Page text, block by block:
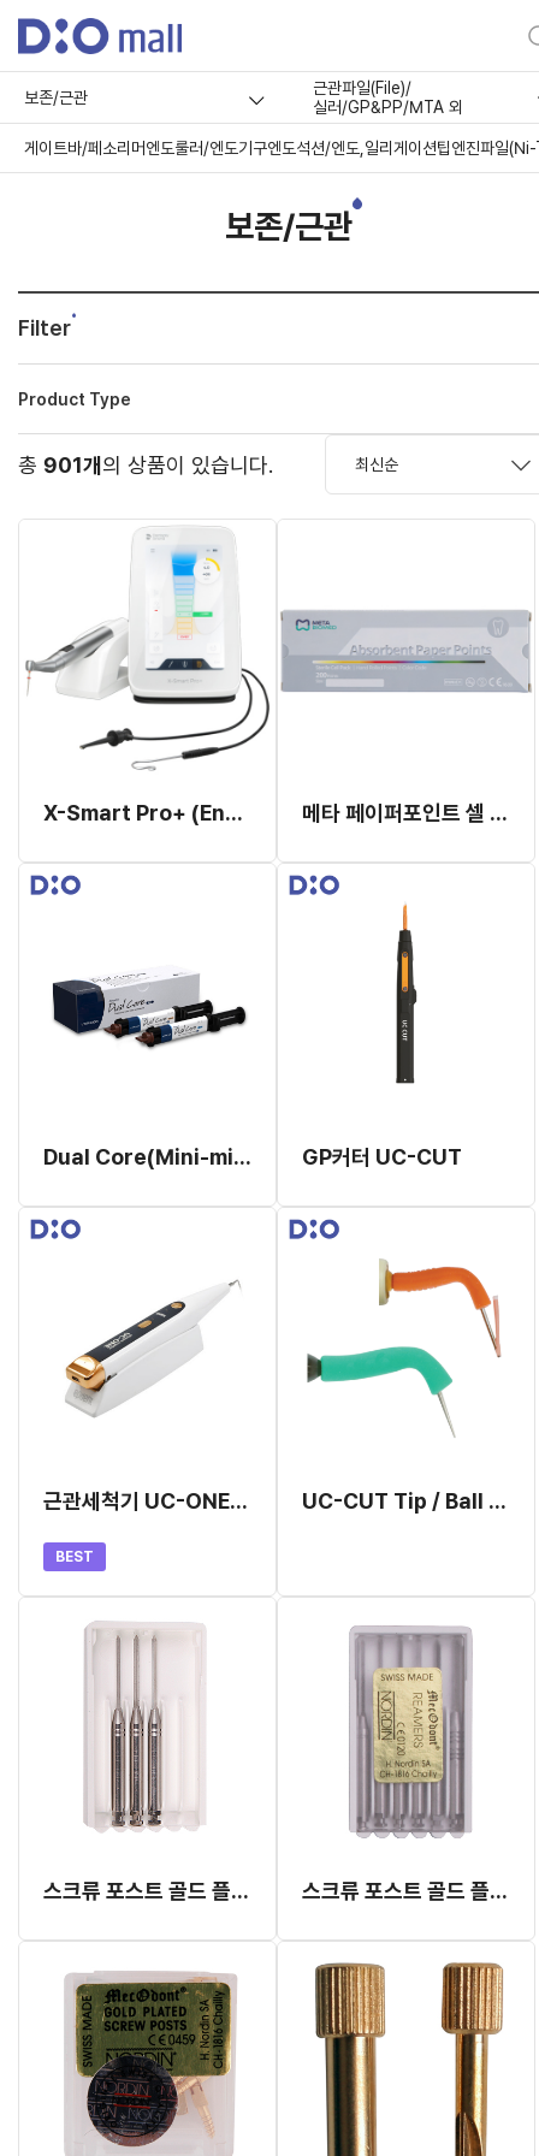
보존/근관
근관파일(File)/
실러/GP&PP/MTA 외
게이트바/페소리머엔도룰러/엔도기구엔도석션/엔도,일리게이션팁엔진파일
보존/근관
Filter
Product Type
총 901개의 상품이 있습니다.
X-Smart Pro+ (Endo Motor + Apex Locator) (#6779016) 메타 페이퍼포인트 셀 팩 02 테이퍼 (사이즈 표시, 멸균 포장)
Dual Core(Mini-mix) Refill GP커터 UC-CUT
근관세척기 UC-ONE Plus 세트
BEST
UC-CUT Tip / Ball Tip
스크류 포스트 골드 플라티드 드릴 (3pcs) 스크류 포스트 골드 플라티드 드릴 (종합)